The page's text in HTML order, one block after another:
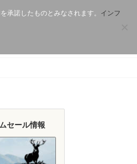
セール情報
承諾したものとみなされます。 インフ